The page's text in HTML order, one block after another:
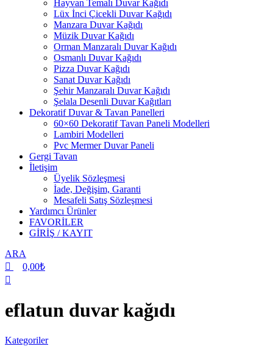
Hayvan Temalı Duvar Kağıdı
Lüx İnci Çicekli Duvar Kağıdı
Manzara Duvar Kağıdı
Müzik Duvar Kağıdı
Orman Manzaralı Duvar Kağıdı
Osmanlı Duvar Kağıdı
Pizza Duvar Kağıdı
Sanat Duvar Kağıdı
Şehir Manzaralı Duvar Kağıdı
Şelala Desenli Duvar Kağıtları
Dekoratif Duvar & Tavan Panelleri
60×60 Dekoratif Tavan Paneli Modelleri
Lambiri Modelleri
Pvc Mermer Duvar Paneli
Gergi Tavan
İletişim
Üyelik Sözleşmesi
İade, Değişim, Garanti
Mesafeli Satış Sözleşmesi
Yardımcı Ürünler
FAVORİLER
GİRİŞ / KAYIT
ARA
0,00₺
eflatun duvar kağıdı
Kategoriler